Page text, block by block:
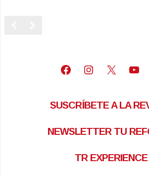
Facebook
Instagram
X
SUSCRÍBETE A LA
NEWSLETTER TU
TR EXPERIENCE